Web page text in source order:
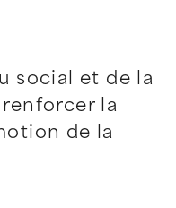
social et de la
la
de la